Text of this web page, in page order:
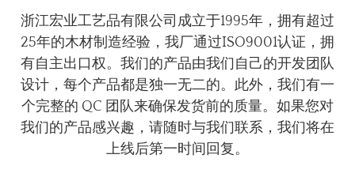
浙江宏业工艺品有限公司成立于1995年，拥有超过
25年的木材制造经验，我厂通过ISO9001认证，拥
有自主出口权。我们的产品由我们自己的开发团队
设计，每个产品都是独一无二的。此外，我们有一
个完整的 QC 团队来确保发货前的质量。如果您对
我们的产品感兴趣，请随时与我们联系，我们将在
上线后第一时间回复。